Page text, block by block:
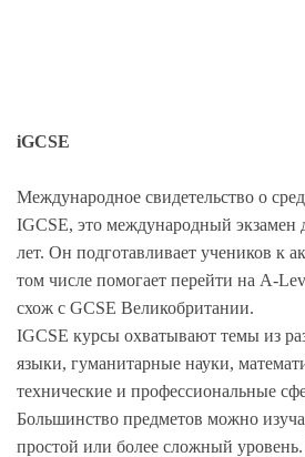
iGCSE
Международное свидетельство о
IGCSE, это международный экзамен
лет. Он подготавливает учеников к
том числе помогает перейти на А-
схож с GCSE Великобритании.
IGCSE курсы охватывают темы из
языки, гуманитарные науки,
технические и профессиональные
Большинство предметов можно
простой или более сложный уровень.